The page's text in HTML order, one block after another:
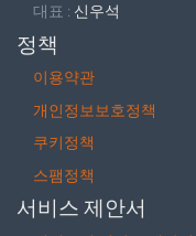
대표 : 신우석
정책
이용약관
개인정보보호정책
쿠키정책
스팸정책
서비스 제안서